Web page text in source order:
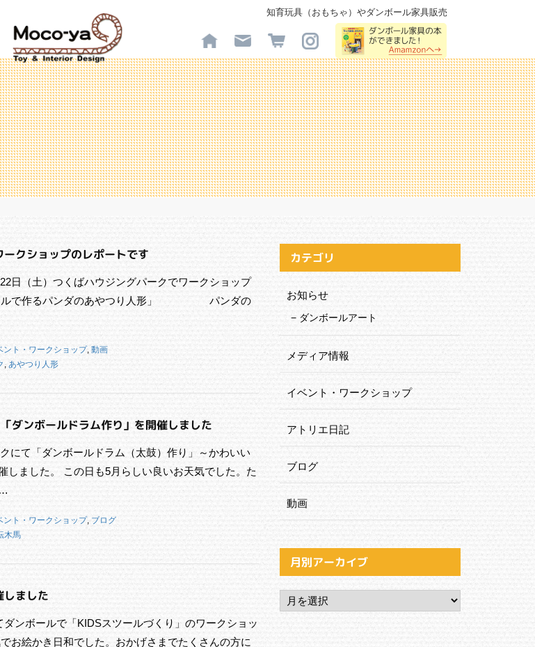
知育玩具（おもちゃ）やダンボール家具販売
クショップのレポートです
日（土）つくばハウジングパークでワークショップ
ールで作るパンダのあやつり人形」 パンダの
ント・ワークショップ, 動画
, あやつり人形
ンボールドラム作り」を開催しました
にて「ダンボールドラム（太鼓）作り」～かわいい
しました。 この日も5月らしい良いお天気でした。た
ント・ワークショップ,ブログ
木馬
ました
ンボールで「KIDSスツールづくり」のワークショッ
お絵かき日和でした。おかげさまでたくさんの方に
カテゴリ
お知らせ
ダンボールアート
メディア情報
イベント・ワークショップ
アトリエ日記
ブログ
動画
月別アーカイブ